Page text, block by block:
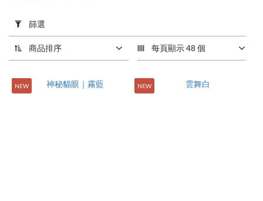
用
篩
選
(0/20)
價格
篩選
商品排序 每頁顯示 48 個
NEW NEW